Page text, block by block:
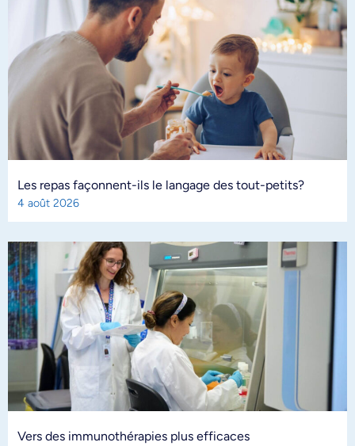
Les repas façonnent-ils le langage des tout-petits?
4 août 2026
Vers des immunothérapies plus efficaces